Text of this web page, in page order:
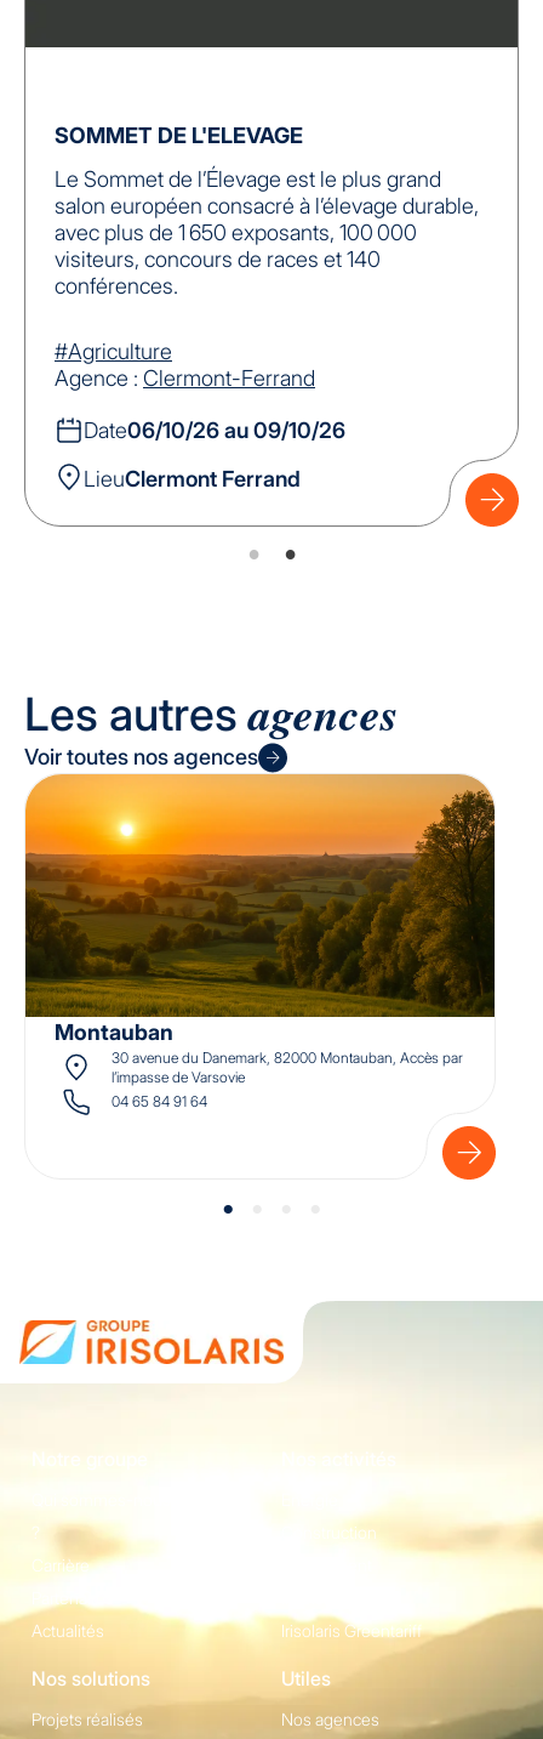
SOMMET DE L'ELEVAGE
Le Sommet de l’Élevage est le plus grand
salon européen consacré à l’élevage durable,
avec plus de 1 650 exposants, 100 000
visiteurs, concours de races et 140
conférences.
#Agriculture
Agence : Clermont-Ferrand
Date06/10/26 au 09/10/26
LieuClermont Ferrand
Les autresagences
Voir toutes nos agences
Montauban
30 avenue du Danemark, 82000 Montauban, Accès par
l’impasse de Varsovie
04 65 84 91 64
Chalon-sur-Saône
30 rue Paul Sabatier, 71530 Crissey
04 65 84 91 68
Poitiers
Veellage de Poitiers, Rue Claude Chappe, 86000 Poitiers
04 65 84 91 67
Valence
41, av. des Langories, 26000 Valence
04 65 84 91 63
Notre groupe
?
Carrière
Partenaires
Actualités
Nos activités
Construction
Irisolaris Greentariff
Nos solutions
Projets réalisés
Utiles
Nos agences